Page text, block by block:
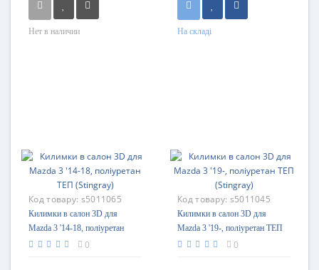
Нет в наличии На складі
Код товару: s5011065
Килимки в салон 3D для
Mazda 3 '14-18, поліуретан
ТЕП (Stingray) 0
Код товару: s5011045
Килимки в салон 3D для
Mazda 3 '19-, поліуретан ТЕП
(Stingray)
0